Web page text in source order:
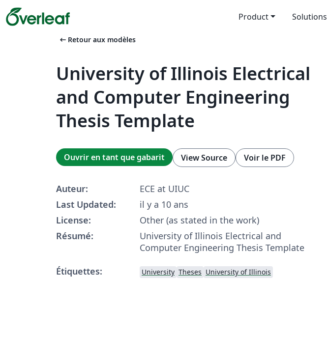
Product Solutions
arrow_left_alt Retour aux modèles
University of Illinois Electrical
and Computer Engineering
Thesis Template
Ouvrir en tant que gabarit View Source Voir le PDF
Auteur:
ECE at UIUC
Last Updated:
il y a 10 ans
License:
Other (as stated in the work)
Résumé:
University of Illinois Electrical and
Computer Engineering Thesis Template
Étiquettes:
University Theses University of Illinois